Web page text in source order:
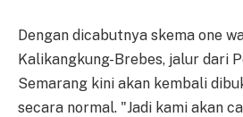
Dengan dicabutnya skema one
Kalikangkung-Brebes, jalur dari
Semarang kini akan kembali
secara normal. "Jadi kami akan